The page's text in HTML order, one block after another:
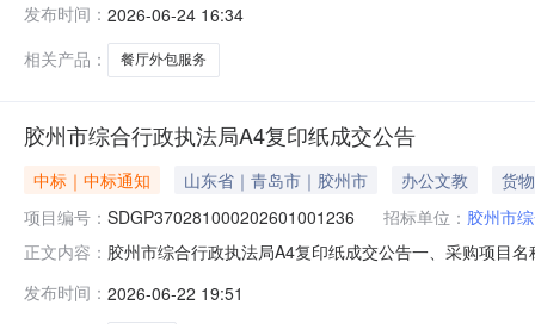
七、中标情况：序号中标供应商名称中标供应商地址中
员
发布时间： 2026-06-24 16:34
相关产品：
餐厅外包服务
胶州市综合行政执法局A4复印纸成交公告
中标｜中标通知 山东省｜青岛市｜胶州市 办公文教
货物
项目编号： SDGP370281000202601001236 招标单位： 胶州市
正文内容： 胶州市综合行政执法局A4复印纸成交公告一、采购项目
场56.0000009979.200000元七、采购小组成员：无八
发布时间： 2026-06-22 19:51